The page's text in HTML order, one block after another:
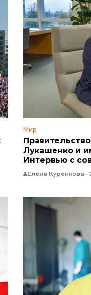
Мир
Лукашенко и
Интервью с
Вячоркой
Елена Куренкова